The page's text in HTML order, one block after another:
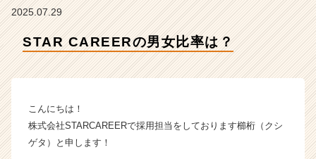
イ
ム
イ
ベ
2025.07.29
STAR CAREERの男女比率は？
こんにちは！
株式会社STARCAREERで採用担当をしております櫛桁（クシ
ゲタ）と申します！